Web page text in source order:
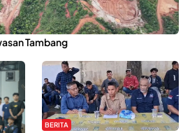
Pemulihan Lingkungan Usai Revisi
Tambang
BERITA